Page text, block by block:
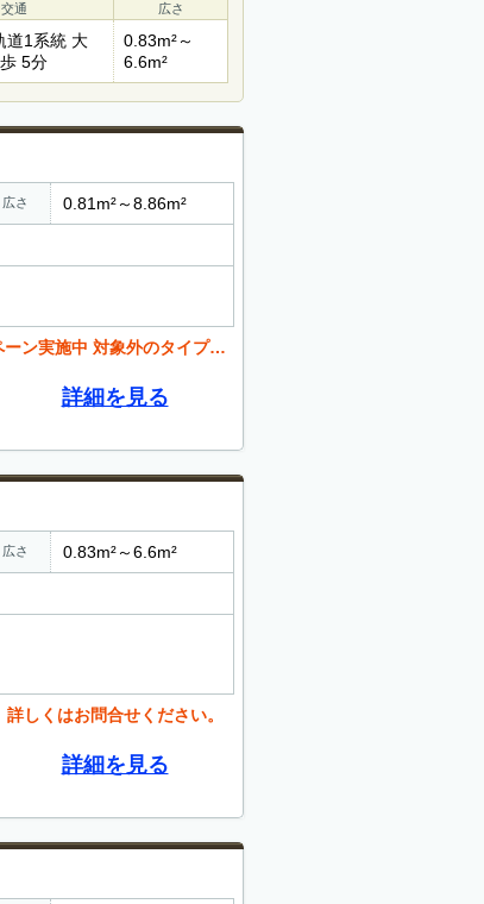
交通 広さ
道1系統 大
5分
0.83m²～
6.6m²
広さ 0.81m²～8.86m²
が御座います。詳しくはお問合せ下さい
詳細を見る
広さ 0.83m²～6.6m²
しくはお問合せください。
詳細を見る